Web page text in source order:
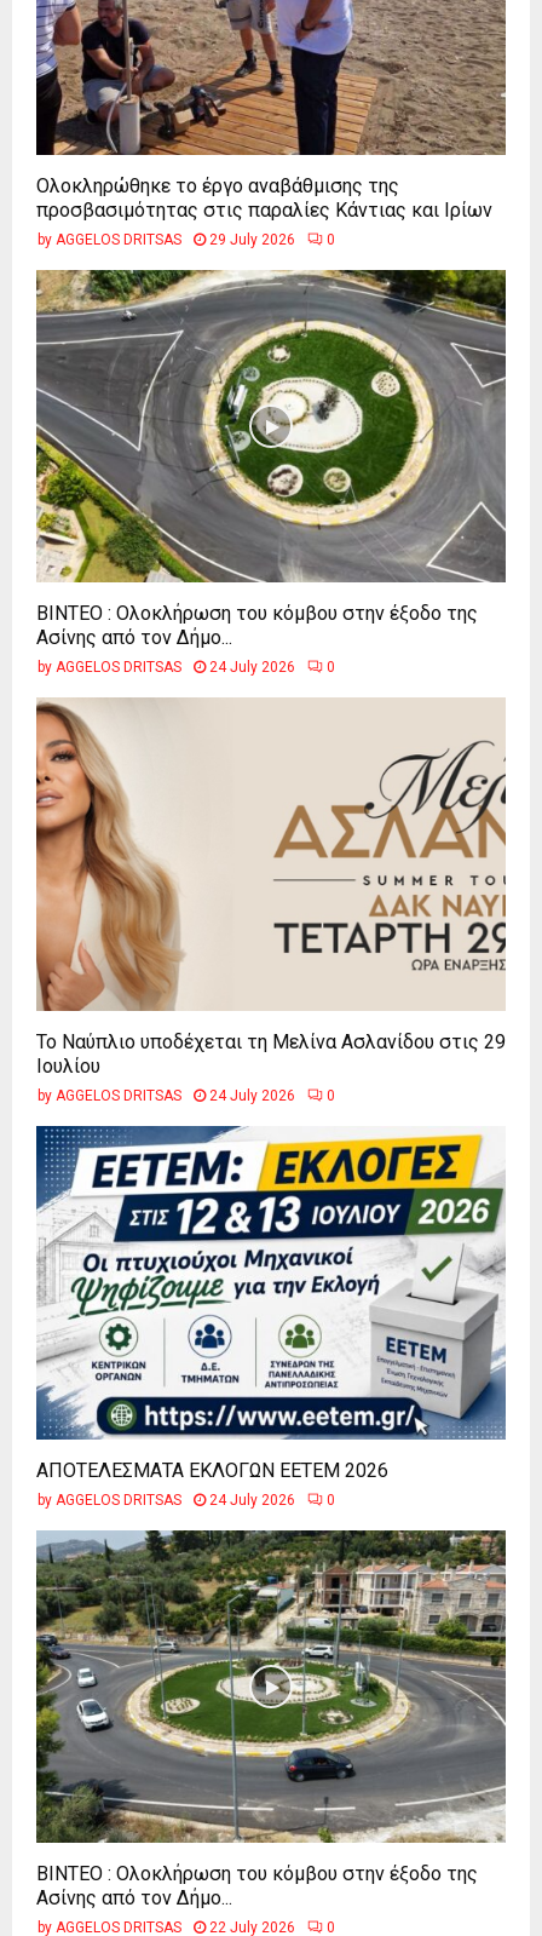
Ολοκληρώθηκε το έργο αναβάθμισης της
προσβασιμότητας στις παραλίες Κάντιας και Ιρίων
by AGGELOS DRITSAS 29 July 2026 0
ΒΙΝΤΕΟ : Ολοκλήρωση του κόμβου στην έξοδο της
Ασίνης από τον Δήμο...
by AGGELOS DRITSAS 24 July 2026 0
Το Ναύπλιο υποδέχεται τη Μελίνα Ασλανίδου στις 29
Ιουλίου
by AGGELOS DRITSAS 24 July 2026 0
ΑΠΟΤΕΛΕΣΜΑΤΑ ΕΚΛΟΓΩΝ ΕΕΤΕΜ 2026
by AGGELOS DRITSAS 24 July 2026 0
ΒΙΝΤΕΟ : Ολοκλήρωση του κόμβου στην έξοδο της
Ασίνης από τον Δήμο...
by AGGELOS DRITSAS 22 July 2026 0